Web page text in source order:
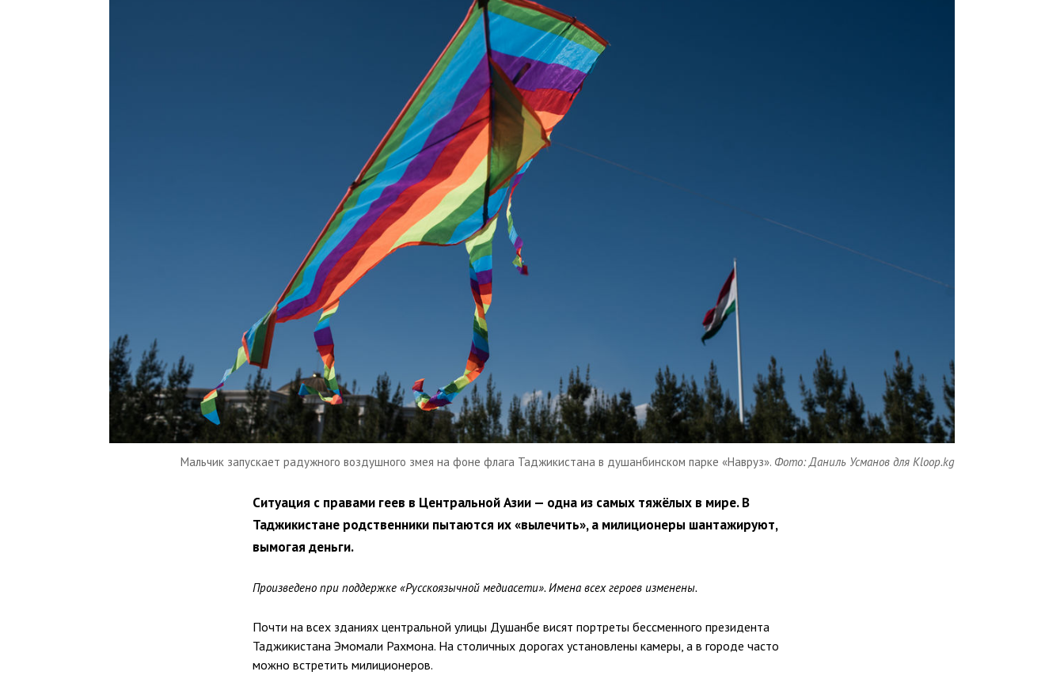
Мальчик запускает радужного воздушного змея на фоне флага Таджикистана в душанбинском парке «Навруз». Фото: Даниль Усманов для Kloop.kg
Ситуация с правами геев в Центральной Азии — одна из самых тяжёлых в мире. В
Таджикистане родственники пытаются их «вылечить», а милиционеры шантажируют,
вымогая деньги.
Произведено при поддержке «Русскоязычной медиасети». Имена всех героев изменены.
Почти на всех зданиях центральной улицы Душанбе висят портреты бессменного президента
Таджикистана Эмомали Рахмона. На столичных дорогах установлены камеры, а в городе часто
можно встретить милиционеров.